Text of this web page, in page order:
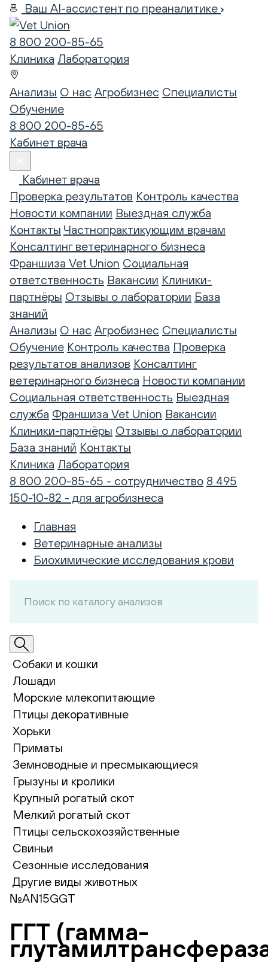
Ваш AI-ассистент по преаналитике
8 800 200-85-65
Клиника Лаборатория
Анализы О нас Агробизнес Специалисты
Обучение
8 800 200-85-65
Кабинет врача
Кабинет врача
Проверка результатов Контроль качества
Новости компании Выездная служба
Контакты Частнопрактикующим врачам
Консалтинг ветеринарного бизнеса
Франшиза Vet Union Социальная
ответственность Вакансии Клиники-
партнёры Отзывы о лаборатории База
знаний
Анализы О нас Агробизнес Специалисты
Обучение Контроль качества Проверка
результатов анализов Консалтинг
ветеринарного бизнеса Новости компании
Социальная ответственность Выездная
служба Франшиза Vet Union Вакансии
Клиники-партнёры Отзывы о лаборатории
База знаний Контакты
Клиника Лаборатория
8 800 200-85-65 - сотрудничество 8 495
150-10-82 - для агробизнеса
Главная
Ветеринарные анализы
Биохимические исследования крови
Собаки и кошки
Лошади
Морские млекопитающие
Птицы декоративные
Хорьки
Приматы
Земноводные и пресмыкающиеся
Грызуны и кролики
Крупный рогатый скот
Мелкий рогатый скот
Птицы сельскохозяйственные
Свиньи
Сезонные исследования
Другие виды животных
№AN15GGT
ГГТ (гамма-